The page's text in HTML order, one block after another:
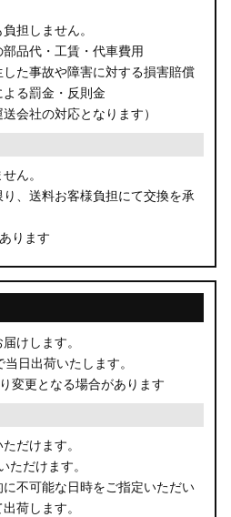
担しません。
部品代・工賃・代車費用
した事故や障害に対する損害賠償
よる罰金・反則金
会社の対応となります）
ん。
、送料お客様負担にて交換を承
ります
けします。
日出荷いたします。
変更となる場合があります
だけます。
ただけます。
に不可能な日時をご指定いただい
荷します。